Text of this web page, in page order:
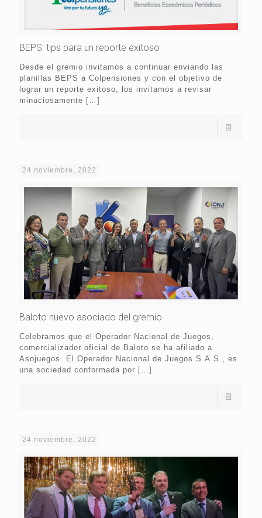
BEPS: tips para un reporte exitoso
Desde el gremio invitamos a continuar enviando las
planillas BEPS a Colpensiones y con el objetivo de
lograr un reporte exitoso, los invitamos a revisar
minuciosamente […]
24 noviembre, 2022
Baloto nuevo asociado del gremio
Celebramos que el Operador Nacional de Juegos,
comercializador oficial de Baloto se ha afiliado a
Asojuegos. El Operador Nacional de Juegos S.A.S., es
una sociedad conformada por […]
24 noviembre, 2022